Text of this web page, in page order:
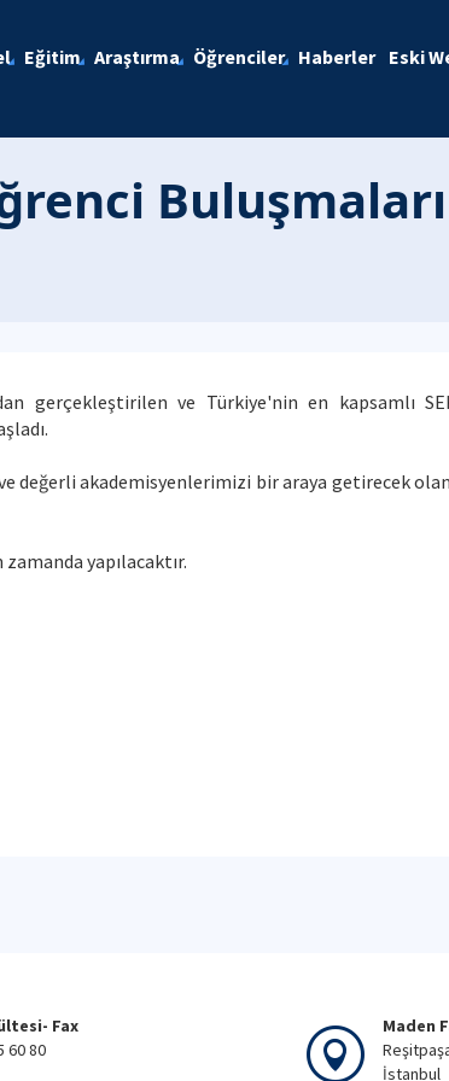
Eğitim Araştırma Öğrenciler Haberler Eski
ve Türkiye'nin en kapsamlı
değerli akademisyenlerimizi bir araya getirecek
yapılacaktır.
Fax
60 80
Maden
İstanbul